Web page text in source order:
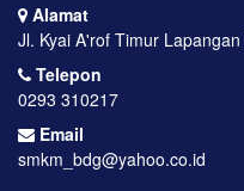
Alamat
Jl. Kyai A'rof Timur
Telepon
0293 310217
Email
smkm_bdg@yahoo.co.id